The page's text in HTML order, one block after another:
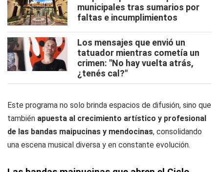
municipales tras sumarios por
faltas e incumplimientos
Los mensajes que envió un
tatuador mientras cometía un
crimen: "No hay vuelta atrás,
¿tenés cal?"
Este programa no solo brinda espacios de difusión, sino que
también apuesta al crecimiento artístico y profesional
de las bandas maipucinas y mendocinas, consolidando
una escena musical diversa y en constante evolución.